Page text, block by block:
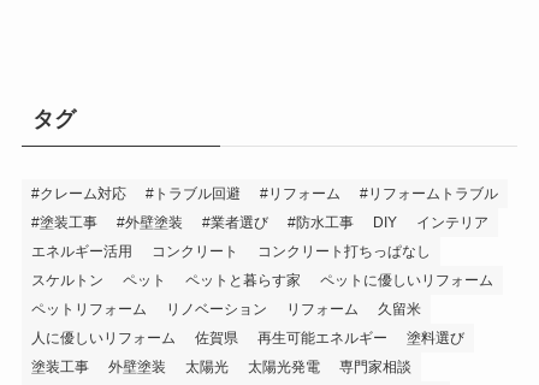
タグ
#クレーム対応 #トラブル回避 #リフォーム
#リフォームトラブル
#塗装工事
#外壁塗装 #業者選び #防水工事 DIY
インテリア
エネルギー活用
コンクリート
コンクリート打ちっぱなし
スケルトン
ペット ペットと暮らす家
ペットに優しいリフォーム
ペットリフォーム
リノベーション リフォーム
久留米
人に優しいリフォーム
佐賀県 再生可能エネルギー
塗料選び
塗装工事
外壁塗装 太陽光 太陽光発電
専門家相談